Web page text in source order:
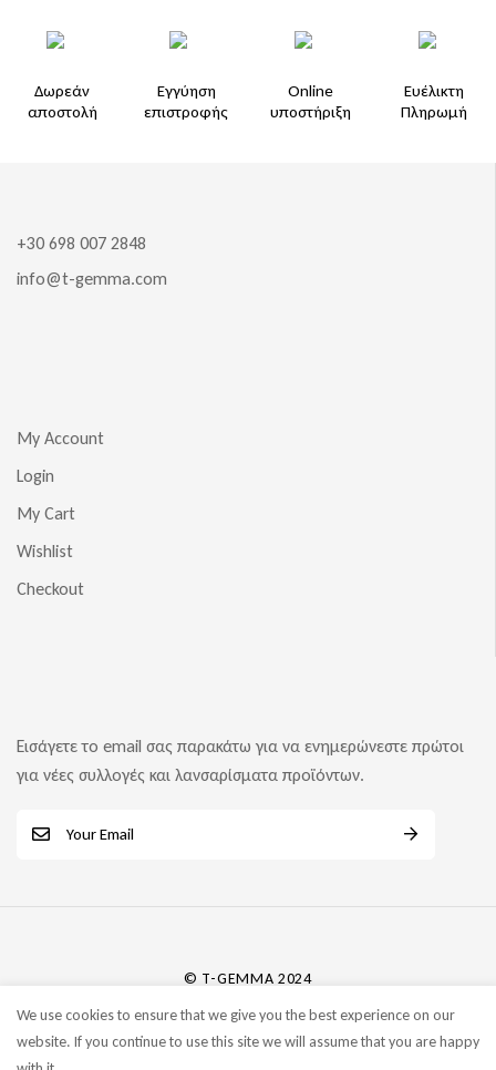
Δωρεάν
αποστολή
Εγγύηση
επιστροφής
Online
υποστήριξη
Ευέλικτη
Πληρωμή
+30 698 007 2848
info@t-gemma.com
My Account
Login
My Cart
Wishlist
Checkout
Εισάγετε το email σας παρακάτω για να ενημερώνεστε πρώτοι
για νέες συλλογές και λανσαρίσματα προϊόντων.
© T-GEMMA 2024
We use cookies to ensure that we give you the best experience on our
website. If you continue to use this site we will assume that you are happy